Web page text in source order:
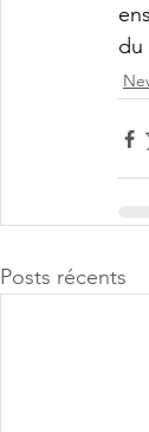
du
Posts récents